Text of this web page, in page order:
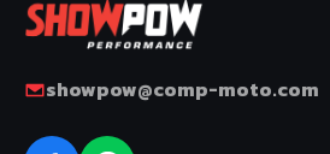
showpow@comp-moto.com